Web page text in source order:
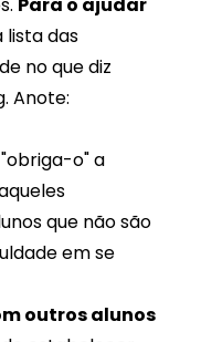
lista das
no que diz
Anote:
"obriga-o" a
que não são
em se
outros alunos